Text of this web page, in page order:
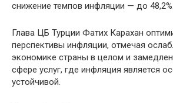
снижение темпов инфляции — до 48,2%.
Глава ЦБ Турции Фатих Карахан
перспективы инфляции, отмечая
экономике страны в целом и
сфере услуг, где инфляция является
устойчивой.